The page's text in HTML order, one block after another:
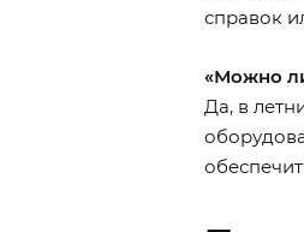
справок
«Можно
Да, в